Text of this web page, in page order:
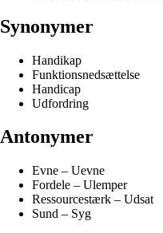
Synonymer
Handikap
Funktionsnedsættelse
Handicap
Udfordring
Antonymer
Evne – Uevne
Fordele – Ulemper
Ressourcestærk – Udsat
Sund – Syg